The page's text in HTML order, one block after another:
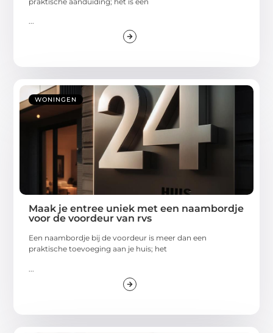
...
WONINGEN
Maak je entree uniek met een naambordje
voor de voordeur van rvs
Een naambordje bij de voordeur is meer dan een
praktische toevoeging aan je huis; het